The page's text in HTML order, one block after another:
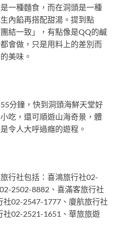
一種麵食，而在洞頭是一種
內餡再搭配甜湯。提到點
結一致」，有點像是QQ的鹹
會做，只是用料上的差別而
美味。
分鐘，快到洞頭海鮮天堂好
吃，還可順遊山海奇景，體
令人大呼過癮的遊程。
行社包括：喜鴻旅行社02-
2502-8882、喜滿客旅行社
02-2547-1777、廈航旅行社
02-2521-1651、華旅旅遊